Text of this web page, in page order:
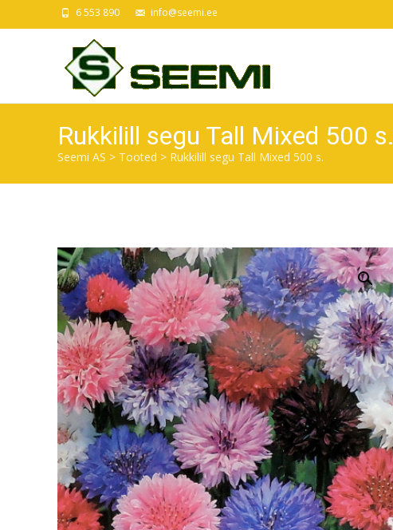
6 553 890 info@seemi.ee
Rukkilill segu Tall Mixed 500 s.
Seemi AS > Tooted > Rukkilill segu Tall Mixed 500 s.